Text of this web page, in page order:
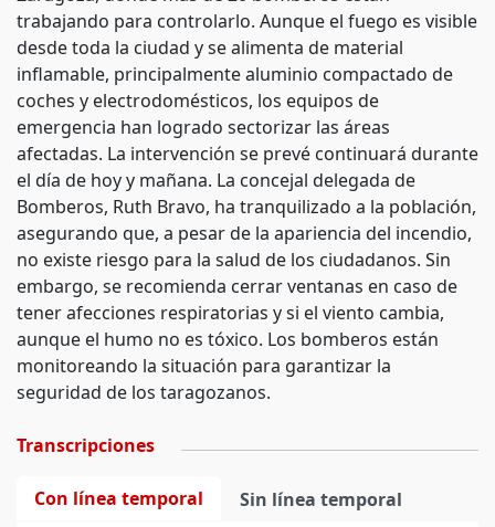
trabajando para controlarlo. Aunque el fuego es visible
desde toda la ciudad y se alimenta de material
inflamable, principalmente aluminio compactado de
coches y electrodomésticos, los equipos de
emergencia han logrado sectorizar las áreas
afectadas. La intervención se prevé continuará durante
el día de hoy y mañana. La concejal delegada de
Bomberos, Ruth Bravo, ha tranquilizado a la población,
asegurando que, a pesar de la apariencia del incendio,
no existe riesgo para la salud de los ciudadanos. Sin
embargo, se recomienda cerrar ventanas en caso de
tener afecciones respiratorias y si el viento cambia,
aunque el humo no es tóxico. Los bomberos están
monitoreando la situación para garantizar la
seguridad de los taragozanos.
Transcripciones
Con línea temporal Sin línea temporal